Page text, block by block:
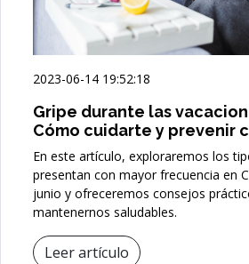
2023-06-14 19:52:18
Gripe durante las
Cómo cuidarte y prevenir
En este artículo, exploraremos los
presentan con mayor frecuencia en
junio y ofreceremos consejos
mantenernos saludables.
Leer artículo